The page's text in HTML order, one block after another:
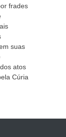
frades
suas
atos
Cúria